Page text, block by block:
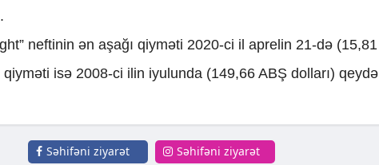
neftinin ən aşağı qiyməti 2020-ci il aprelin 21-də (15,81
isə 2008-ci ilin iyulunda (149,66 ABŞ dolları) qeydə
Səhifəni ziyarət
Səhifəni ziyarət